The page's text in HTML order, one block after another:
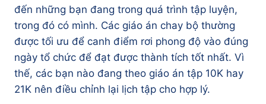
đến những bạn đang trong quá trình tập luyện,
trong đó có mình. Các giáo án chay bộ thường
được tối ưu để canh điểm rơi phong độ vào đúng
ngày tổ chức để đạt được thành tích tốt nhất. Vì
thế, các bạn nào đang theo giáo án tập 10K hay
21K nên điều chỉnh lại lịch tập cho hợp lý.